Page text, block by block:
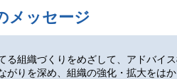
メッセージ
組織づくりをめざして、アドバイ
りを深め、組織の強化・拡大をはか